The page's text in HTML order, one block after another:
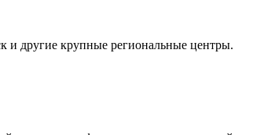
и другие крупные региональные центры.